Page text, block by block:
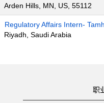
Arden Hills, MN, US, 55112
Regulatory Affairs Intern-
Riyadh, Saudi Arabia
职